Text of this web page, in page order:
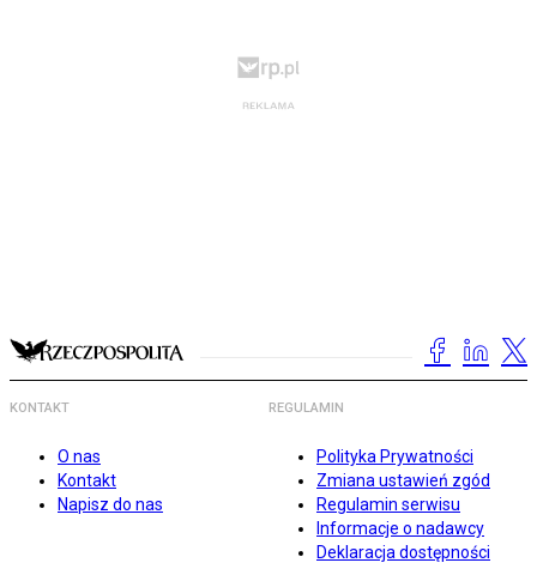
KONTAKT
O nas
Kontakt
Napisz do nas
REGULAMIN
Polityka Prywatności
Zmiana ustawień zgód
Regulamin serwisu
Informacje o nadawcy
Deklaracja dostępności